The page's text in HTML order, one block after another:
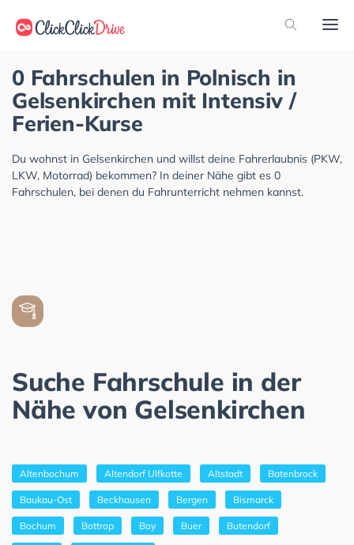
0 Fahrschulen in Polnisch in
Gelsenkirchen mit Intensiv /
Ferien-Kurse
Du wohnst in Gelsenkirchen und willst deine Fahrerlaubnis (PKW,
LKW, Motorrad) bekommen? In deiner Nähe gibt es 0
Fahrschulen, bei denen du Fahrunterricht nehmen kannst.
Suche Fahrschule in der
Nähe von Gelsenkirchen
Altenbochum Altendorf Ulfkotte Altstadt Batenbrock
Baukau-Ost Beckhausen Bergen Bismarck
Bochum Bottrop Boy Buer Butendorf